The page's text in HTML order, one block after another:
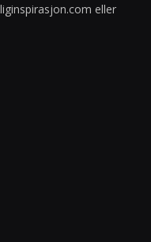
eller